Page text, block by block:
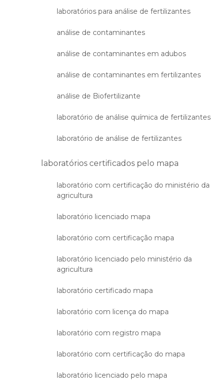
laboratórios para análise de fertilizantes
análise de contaminantes
análise de contaminantes em adubos
análise de contaminantes em fertilizantes
análise de Biofertilizante
laboratório de análise química de fertilizantes
laboratório de análise de fertilizantes
laboratórios certificados pelo mapa
laboratório com certificação do ministério da
agricultura
laboratório licenciado mapa
laboratório com certificação mapa
laboratório licenciado pelo ministério da
agricultura
laboratório certificado mapa
laboratório com licença do mapa
laboratório com registro mapa
laboratório com certificação do mapa
laboratório licenciado pelo mapa